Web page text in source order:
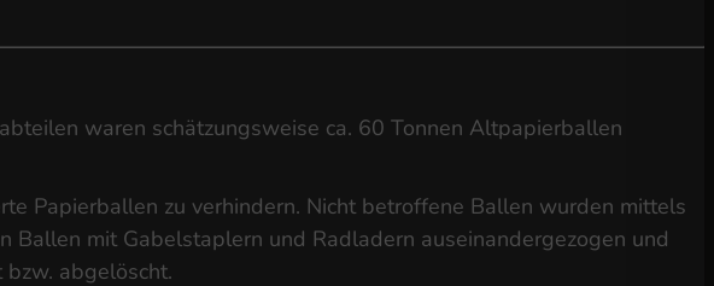
waren schätzungsweise ca. 60 Tonnen Altpapierballen
Papierballen zu verhindern. Nicht betroffene Ballen wurden mittels
mit Gabelstaplern und Radladern auseinandergezogen und
abgelöscht.